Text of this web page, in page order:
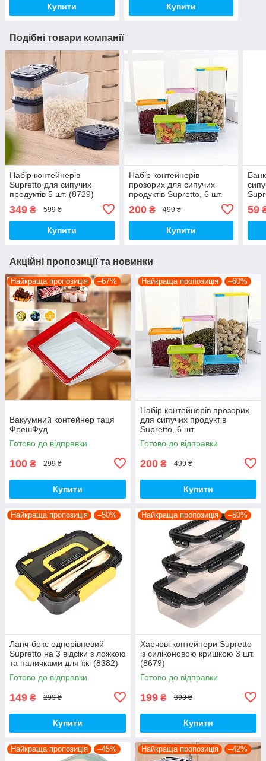
Купити Купити
Подібні товари компанії
Набір контейнерів
Supretto для сипучих
продуктів 5 шт. (8729)
349 ₴ 599 ₴
Купити
Набір контейнерів
прозорих для сипучих
продуктів Supretto, 6 шт.
200₴ 499 ₴
Купити
59
Акційні пропозиції та новинки
Найкраща пропозиція –67%
Вакуумний контейнер таця
ФрешФуд
Готово до відправки
100 ₴ 299 ₴
Купити
Найкраща пропозиція –60%
Набір контейнерів прозорих
для сипучих продуктів
Supretto, 6 шт.
Готово до відправки
200 ₴ 499 ₴
Купити
Найкраща пропозиція –50%
Ланч-бокс однорівневий
Supretto на 3 відсіки з ложкою
та паличками для їжі (8382)
Готово до відправки
149 ₴ 299 ₴
Купити
Найкраща пропозиція –50%
Харчові контейнери Supretto
із силіконовою кришкою 3 шт.
(8679)
Готово до відправки
199 ₴ 399 ₴
Купити
Найкраща пропозиція –45% Найкраща пропозиція –42%